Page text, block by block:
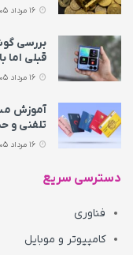
قبلی اما
آموزش
تلفنی و
دسترسی سریع
فناوری
کامپیوتر و موبایل